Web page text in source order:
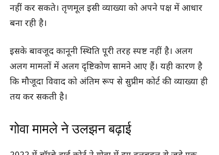
नहीं कर सकते। तृणमूल इसी व्याख्या को अपने पक्ष में आधार
बना रही है।
इसके बावजूद कानूनी स्थिति पूरी तरह स्पष्ट नहीं है। अलग
अलग मामलों में अलग दृष्टिकोण सामने आए हैं। यही कारण है
कि मौजूदा विवाद को अंतिम रूप से सुप्रीम कोर्ट की व्याख्या ही
तय कर सकती है।
गोवा मामले ने उलझन बढ़ाई